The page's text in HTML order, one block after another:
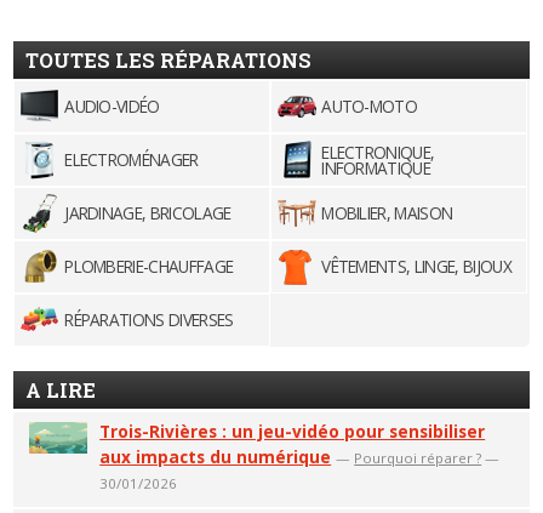
TOUTES LES RÉPARATIONS
AUDIO-VIDÉO AUTO-MOTO
ELECTROMÉNAGER ELECTRONIQUE,
INFORMATIQUE
JARDINAGE, BRICOLAGE
MOBILIER, MAISON
PLOMBERIE-CHAUFFAGE VÊTEMENTS, LINGE, BIJOUX
RÉPARATIONS DIVERSES
A LIRE
Trois-Rivières : un jeu-vidéo pour sensibiliser
aux impacts du numérique — Pourquoi réparer ? —
30/01/2026